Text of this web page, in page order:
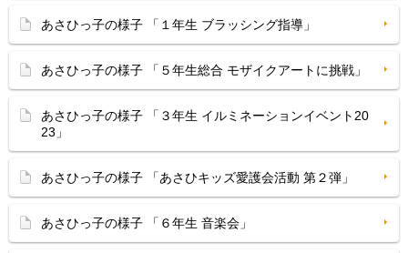
あさひっ子の様子 「１年生 ブラッシング指導」
あさひっ子の様子 「５年生総合 モザイクアートに挑戦」
あさひっ子の様子 「３年生 イルミネーションイベント20
23」
あさひっ子の様子 「あさひキッズ愛護会活動 第２弾」
あさひっ子の様子 「６年生 音楽会」